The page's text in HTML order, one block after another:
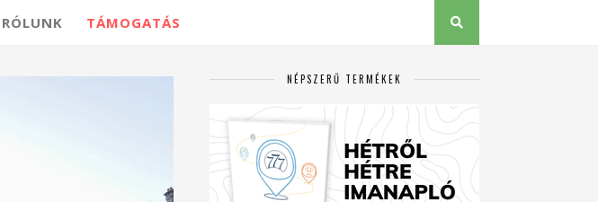
RÓLUNK TÁMOGATÁS
NÉPSZERŰ TERMÉKEK